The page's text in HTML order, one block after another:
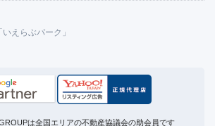
えらぶパーク」
は全国エリアの不動産協議会の助会員です